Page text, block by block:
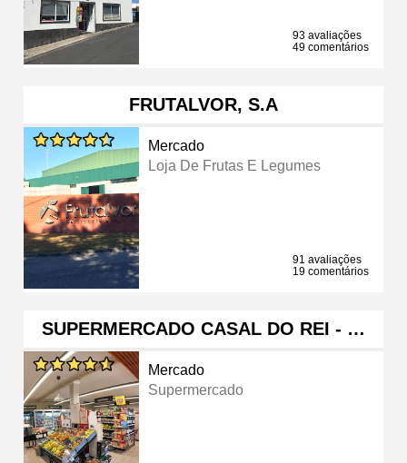
93 avaliações
49 comentários
FRUTALVOR, S.A
Mercado
Loja De Frutas E Legumes
91 avaliações
19 comentários
SUPERMERCADO CASAL DO REI - …
Mercado
Supermercado